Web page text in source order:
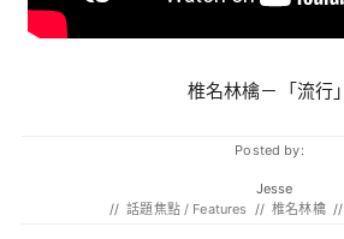
椎名林檎－「流行」
Posted by:
Jesse
// 話題焦點 / Features // 椎名林檎 //